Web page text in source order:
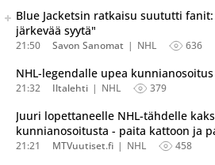
Seuraava uutinen on julkaistu
Listaa uutisen kaikki versiot
Blue Jacketsin ratkaisu suututti
järkevää syytä"
21:50 Savon Sanomat NHL 636
NHL-legendalle upea kunnianosoitus
21:32 Iltalehti NHL 379
Juuri lopettaneelle NHL-tähdelle
kunnianosoitusta - paita kattoon ja
21:21 MTVuutiset.fi NHL 458